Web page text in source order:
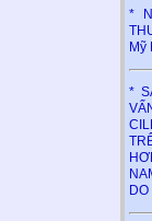
*
Mỹ
*